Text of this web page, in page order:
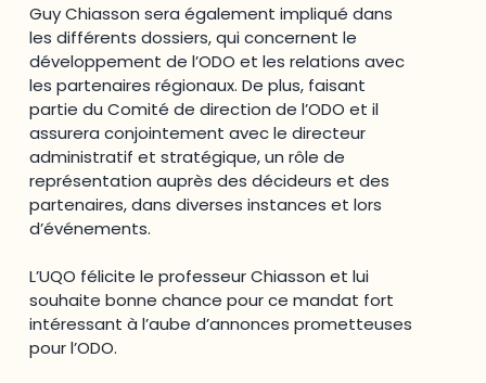
Guy Chiasson sera également impliqué dans
les différents dossiers, qui concernent le
développement de l’ODO et les relations avec
les partenaires régionaux. De plus, faisant
partie du Comité de direction de l’ODO et il
assurera conjointement avec le directeur
administratif et stratégique, un rôle de
représentation auprès des décideurs et des
partenaires, dans diverses instances et lors
d’événements.
L’UQO félicite le professeur Chiasson et lui
souhaite bonne chance pour ce mandat fort
intéressant à l’aube d’annonces prometteuses
pour l’ODO.